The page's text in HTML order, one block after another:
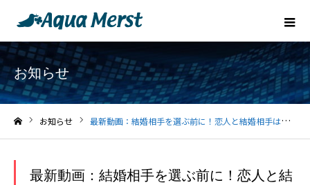
お知らせ
お知らせ 最新動画：結婚相手を選ぶ前に！恋人と結婚相手は違う？プロポーズ前に確認したい３つのこと
最新動画：結婚相手を選ぶ前に！恋人と結